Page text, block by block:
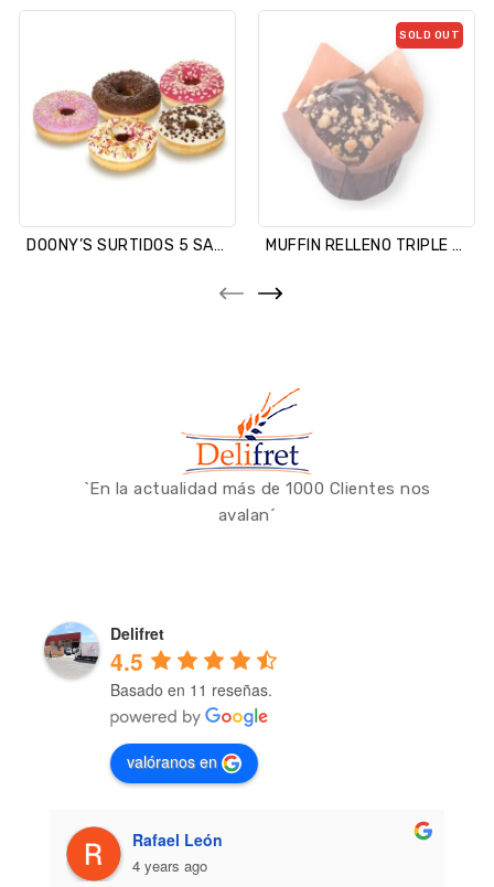
DOONY’S SURTIDOS 5 SABORES
SOLD OUT
MUFFIN RELLENO TRIPLE CHOCO
`En la actualidad más de 1000 Clientes nos
avalan´
Delifret
4.5
Basado en 11 reseñas.
valóranos en
Rafael León
4 years ago